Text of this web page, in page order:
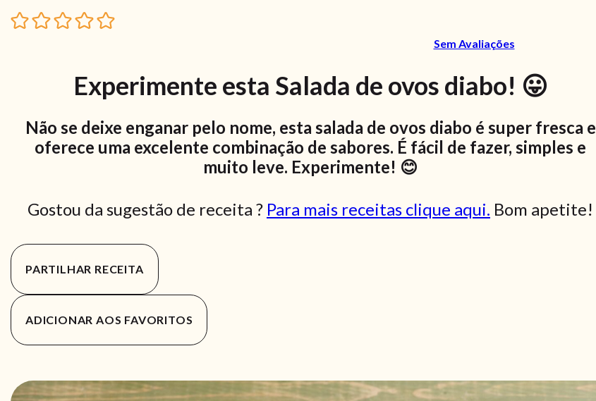
Sem Avaliações
Experimente esta Salada de ovos diabo! 😛
Não se deixe enganar pelo nome, esta salada de ovos diabo é super fresca e
oferece uma excelente combinação de sabores. É fácil de fazer, simples e
muito leve. Experimente! 😊
Gostou da sugestão de receita ? Para mais receitas clique aqui. Bom apetite!
PARTILHAR RECEITA
ADICIONAR AOS FAVORITOS